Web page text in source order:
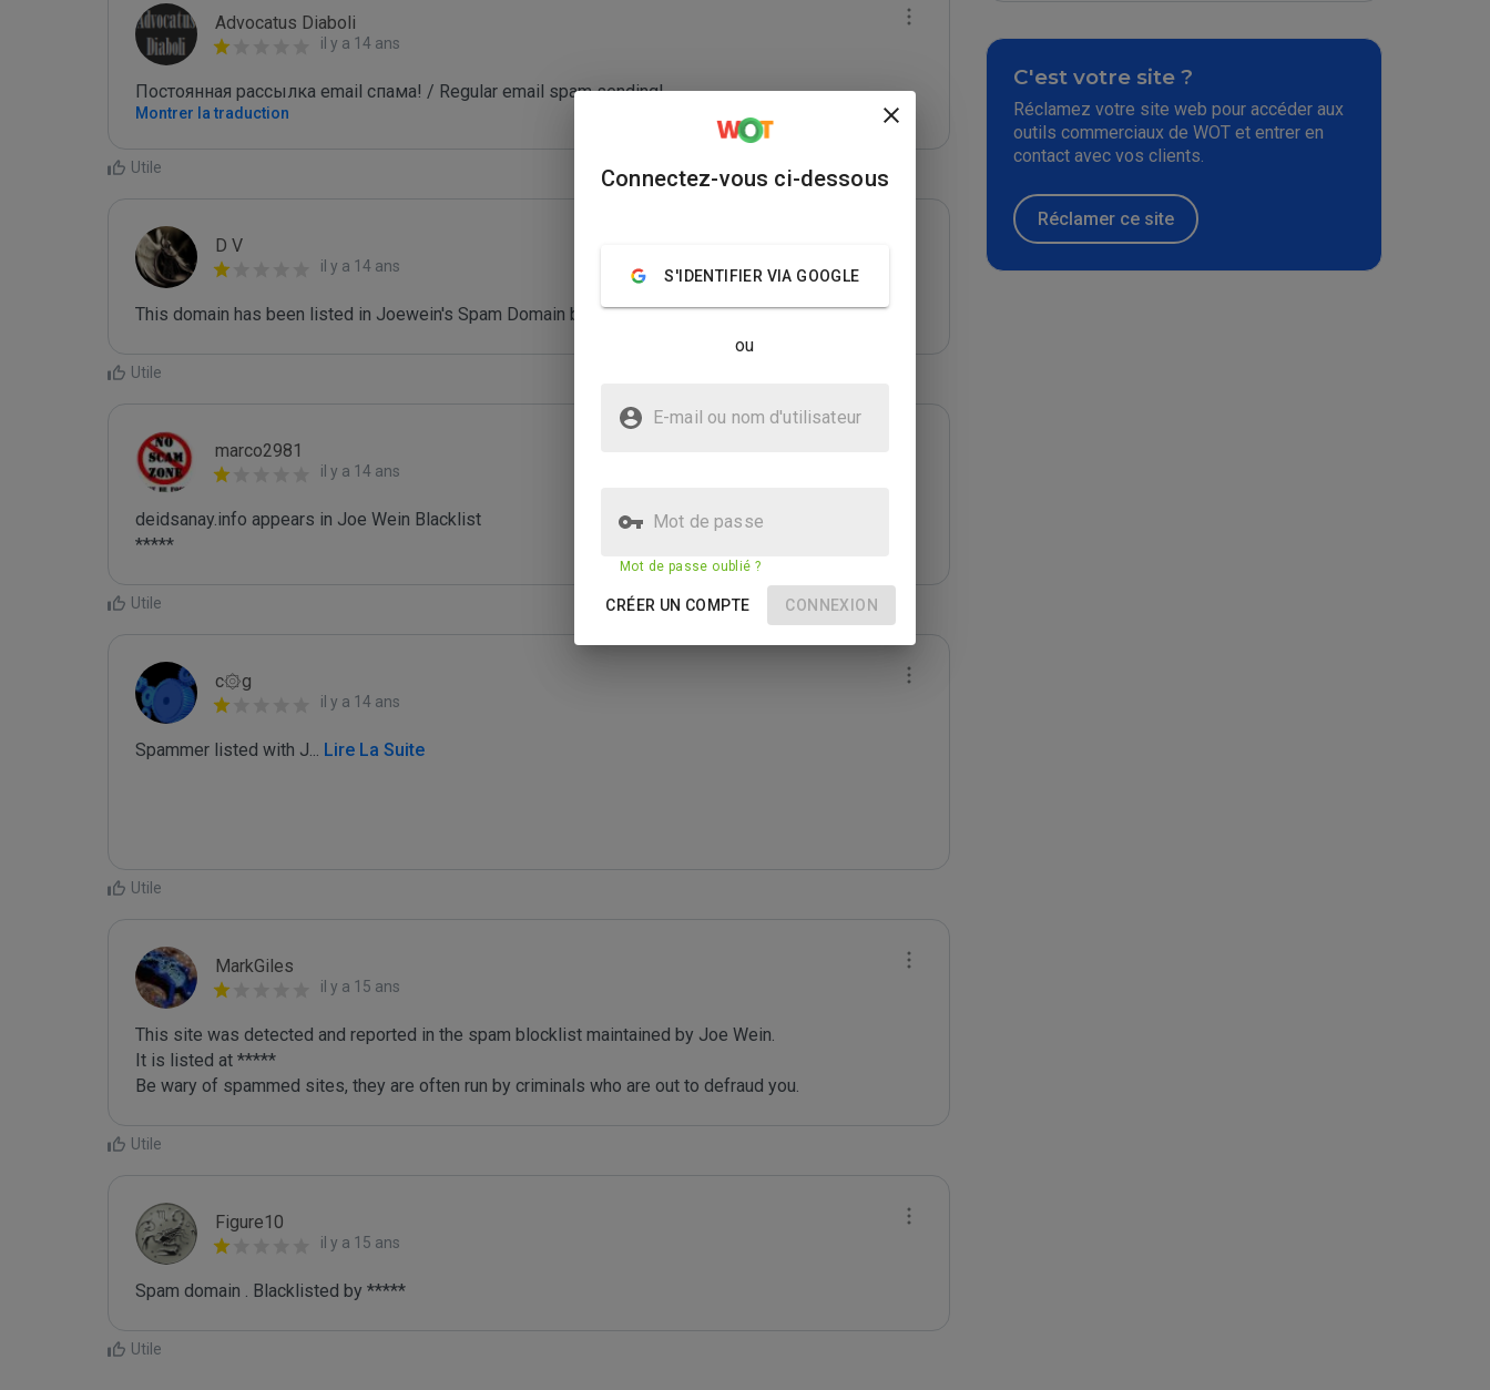
Advocatus Diaboli
il y a 14 ans
Постоянная рассылка email спама! / Regular email spam sending!
Montrer la traduction
Utile
D V
il y a 14 ans
This domain has been listed in Joewein's Spam Domain blacklist. Refer: *****
Utile
marco2981
il y a 14 ans
deidsanay.info appears in Joe Wein Blacklist
*****
Utile
c۞g
il y a 14 ans
Spammer listed with J... Lire La Suite
Utile
MarkGiles
il y a 15 ans
This site was detected and reported in the spam blocklist maintained by Joe Wein.
It is listed at *****
Be wary of spammed sites, they are often run by criminals who are out to defraud you.
Utile
Figure10
il y a 15 ans
Spam domain . Blacklisted by *****
Utile
C'est votre site ?
Réclamez votre site web pour accéder aux
outils commerciaux de WOT et entrer en
contact avec vos clients.
Réclamer ce site
Connectez-vous ci-dessous
S'IDENTIFIER VIA GOOGLE
ou
E-mail ou nom d'utilisateur
Mot de passe
Mot de passe oublié ?
CRÉER UN COMPTE CONNEXION